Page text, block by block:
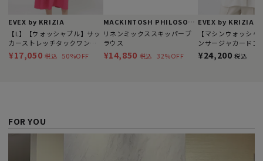
EVEX by KRIZIA
【L】【ウォッシャブル】サッ
カーストレッチタックワンピ
ース
¥17,050 税込 50%OFF
MACKINTOSH PHILOSOPHY
リネンミックススキッパーブ
ラウス
¥14,850 税込 32%OFF
EVEX by KRIZIA
【マシンウォッシャ
ンサージャカードコ
ォンブラウス
¥24,200 税込
FOR YOU